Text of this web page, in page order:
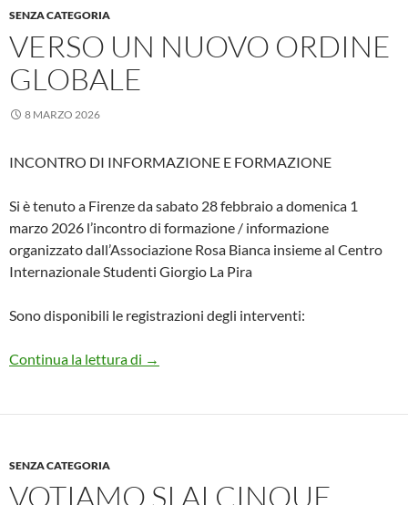
SENZA CATEGORIA
VERSO UN NUOVO ORDINE
GLOBALE
8 MARZO 2026
INCONTRO DI INFORMAZIONE E FORMAZIONE
Si è tenuto a Firenze da sabato 28 febbraio a domenica 1
marzo 2026 l’incontro di formazione / informazione
organizzato dall’Associazione Rosa Bianca insieme al Centro
Internazionale Studenti Giorgio La Pira
Sono disponibili le registrazioni degli interventi:
Continua la lettura di Verso un nuovo ordine globale
→
SENZA CATEGORIA
VOTIAMO SI AI CINQUE